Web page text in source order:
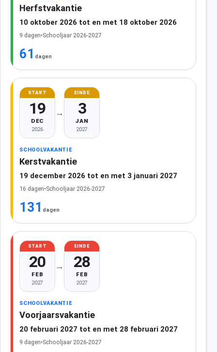
Herfstvakantie
10 oktober 2026 tot en met 18 oktober 2026
9 dagen•Schooljaar 2026-2027
61 dagen
START
19
DEC
2026
→
EINDE
3
JAN
2027
SCHOOLVAKANTIE
Kerstvakantie
19 december 2026 tot en met 3 januari 2027
16 dagen•Schooljaar 2026-2027
131 dagen
START
20
FEB
2027
→
EINDE
28
FEB
2027
SCHOOLVAKANTIE
Voorjaarsvakantie
20 februari 2027 tot en met 28 februari 2027
9 dagen•Schooljaar 2026-2027